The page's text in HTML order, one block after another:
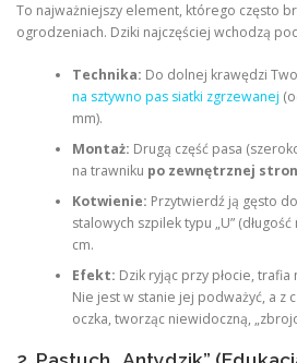
To najważniejszy element, którego często
ogrodzeniach. Dziki najczęściej wchodzą
Technika: Do dolnej krawędzi
na sztywno pas siatki zgrzewanej
mm).
Montaż: Drugą część pasa
na trawniku po zewnętrznej
Kotwienie: Przytwierdź ją gęsto
stalowych szpilek typu „U”
cm.
Efekt: Dzik ryjąc przy płocie, trafia
Nie jest w stanie jej podważyć, a z
oczka, tworząc niewidoczną,